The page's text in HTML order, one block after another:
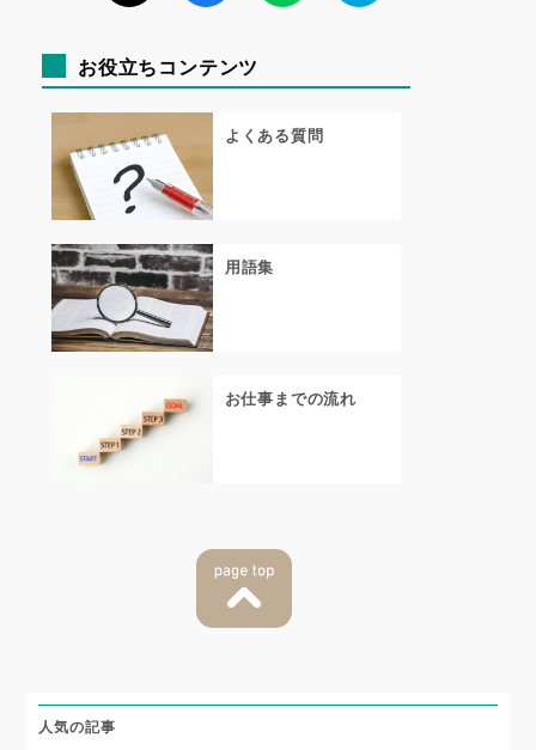
お役立ちコンテンツ
よくある質問
用語集
お仕事までの流れ
人気の記事